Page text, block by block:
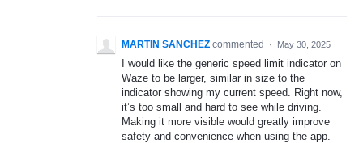
MARTIN SANCHEZ commented · May 30, 2025
I would like the generic speed limit indicator on
Waze to be larger, similar in size to the
indicator showing my current speed. Right now,
it’s too small and hard to see while driving.
Making it more visible would greatly improve
safety and convenience when using the app.